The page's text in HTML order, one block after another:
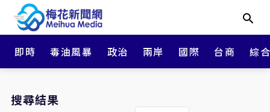
即時 毒油風暴 政治 兩岸 國際 台商 綜
搜尋結果